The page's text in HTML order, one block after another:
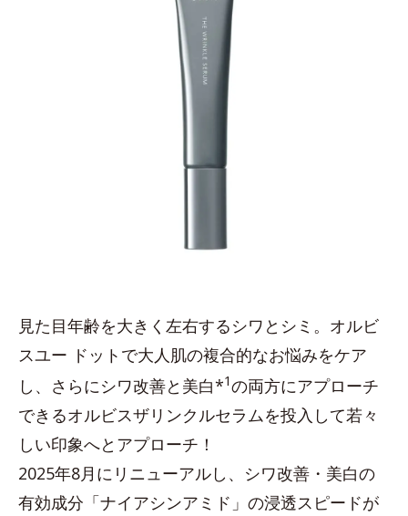
見た目年齢を大きく左右するシワとシミ。オルビ
スユー ドットで大人肌の複合的なお悩みをケア
し、さらにシワ改善と美白*1の両方にアプローチ
できるオルビスザリンクルセラムを投入して若々
しい印象へとアプローチ！
2025年8月にリニューアルし、シワ改善・美白の
有効成分「ナイアシンアミド」の浸透スピードが